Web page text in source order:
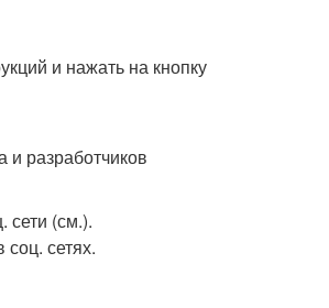
и нажать на кнопку
разработчиков
сети (см.).
соц. сетях.